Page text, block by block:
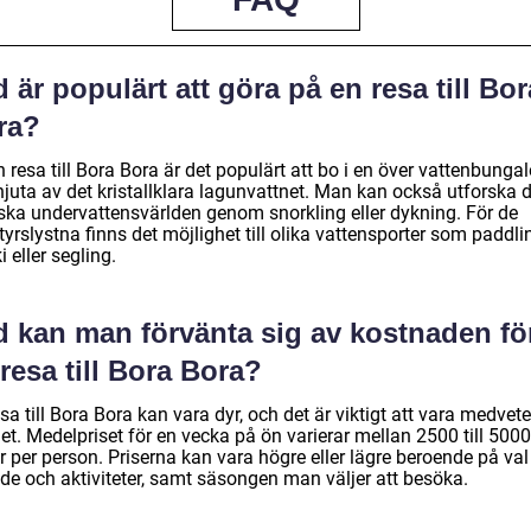
är populärt att göra på en resa till
resa till Bora Bora är det populärt att bo i en över
av det kristallklara lagunvattnet. Man kan också utforska
undervattensvärlden genom snorkling eller dykning. För de
finns det möjlighet till olika vattensporter som
eller segling.
kan man förvänta sig av kostnaden
till Bora Bora?
till Bora Bora kan vara dyr, och det är viktigt att vara
Medelpriset för en vecka på ön varierar mellan 2500 till 5000
per person. Priserna kan vara högre eller lägre beroende på
och aktiviteter, samt säsongen man väljer att besöka.